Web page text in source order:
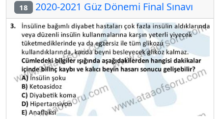
18 2020-2021 Güz Dönemi Final Sınavı